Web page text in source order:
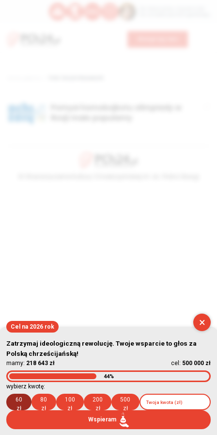
×
Cel na 2026 rok
Zatrzymaj ideologiczną rewolucję. Twoje wsparcie to głos za
Polską chrześcijańską!
mamy: 218 643 zł cel: 500 000 zł
44%
wybierz kwotę:
60
zł
80
zł
100
zł
200
zł
500
zł
Wspieram